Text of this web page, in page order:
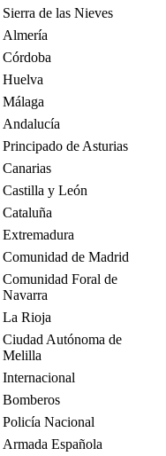
Sierra de las Nieves
Almería
Córdoba
Huelva
Málaga
Andalucía
Principado de Asturias
Canarias
Castilla y León
Cataluña
Extremadura
Comunidad de Madrid
Comunidad Foral de
Navarra
La Rioja
Ciudad Autónoma de
Melilla
Internacional
Bomberos
Policía Nacional
Armada Española